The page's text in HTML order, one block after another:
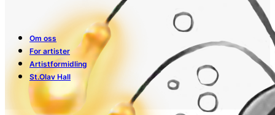
Om oss
For artister
Artistformidling
St.Olav Hall